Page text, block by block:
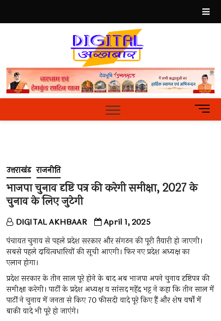
content
Hindi
News
PortalM
e
t
उत्तराखंड राजनीति
भाजपा चुनाव दृष्टि पत्र की करेगी समीक्षा, 2027 के
चुनाव के लिए जुटेगी
DIGITAL AKHBAAR April 1, 2025
पंचायत चुनाव से पहले प्रदेश सरकार और संगठन की पूरी तैयारी हो जाएगी।
सबसे पहले दायित्वधारियों की सूची आएगी। फिर नए प्रदेश अध्यक्ष का
एलान होगा।
प्रदेश सरकार के तीन साल पूरे होने के बाद अब भाजपा अपने चुनाव दृष्टिपत्र की
समीक्षा करेगी। पार्टी के प्रदेश अध्यक्ष व सांसद महेंद्र भट्ट ने कहा कि तीन साल में
पार्टी ने चुनाव में जनता से किए 70 फीसदी वादे पूरे किए हैं और शेष वर्षों में
बाकी वादे भी पूरे हो जाएंगे।